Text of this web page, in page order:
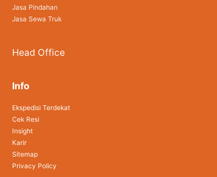
Jasa Pindahan
Jasa Sewa Truk
Head Office
Info
Ekspedisi Terdekat
Cek Resi
Insight
Karir
Sitemap
Privacy Policy